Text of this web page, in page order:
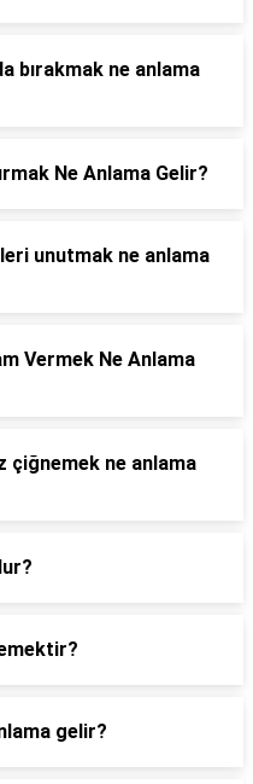
bırakmak ne anlama
Ne Anlama Gelir?
unutmak ne anlama
Vermek Ne Anlama
çiğnemek ne anlama
gelir?